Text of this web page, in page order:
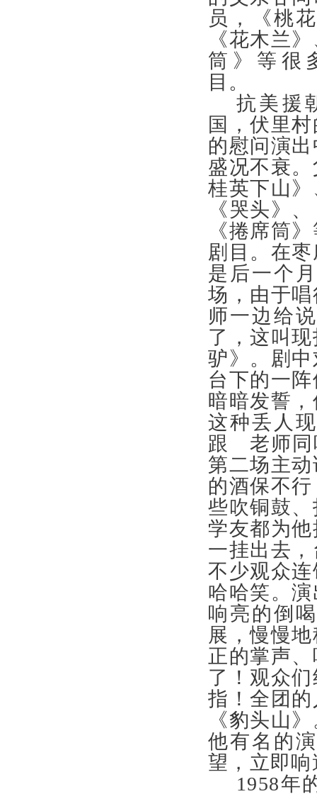
员，《桃
《花木兰
筒》等很
目。
抗美援
国，伏里
的慰问演
盛况不衰
桂英下山
《哭头》
《捲席筒
剧目。在
是后一个
场，由于
师一边给
了，这叫
驴》。剧
台下的一
暗暗发誓
这种丢人
跟 老师同
第二场主
的酒保不
些吹铜鼓
学友都为
一挂出去
不少观众
哈哈笑。
响亮的倒
展，慢慢
正的掌声
了！观众
指！全团
《豹头山
他有名的
望，立即
1958年